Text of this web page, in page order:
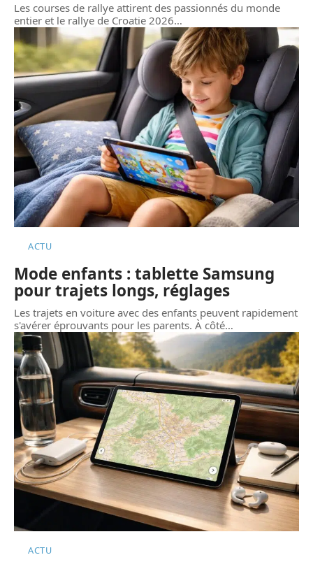
Les courses de rallye attirent des passionnés du monde
entier et le rallye de Croatie 2026…
ACTU
Mode enfants : tablette Samsung
pour trajets longs, réglages
Les trajets en voiture avec des enfants peuvent rapidement
s'avérer éprouvants pour les parents. À côté…
ACTU